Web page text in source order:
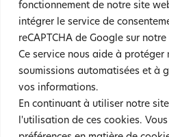
fonctionnement de notre site
intégrer le service de
reCAPTCHA de Google sur
Ce service nous aide à protéger
soumissions automatisées et à
vos informations.
En continuant à utiliser notre
l'utilisation de ces cookies.
FAITES
Mentions légales
Sites